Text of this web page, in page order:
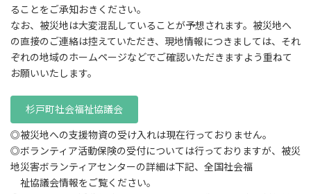
ることをご承知おきください。
なお、被災地は大変混乱していることが予想されます。被災地へ
の直接のご連絡は控えていただき、現地情報につきましては、それ
ぞれの地域のホームページなどでご確認いただきますよう重ねて
お願いいたします。
杉戸町社会福祉協議会
◎被災地への支援物資の受け入れは現在行っておりません。
◎ボランティア活動保険の受付については行っておりますが、被災
地災害ボランティアセンターの詳細は下記、全国社会福
祉協議会情報をご覧ください。